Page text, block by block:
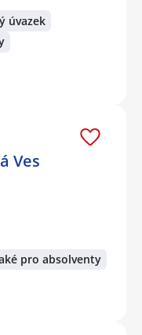
úvazek
Ves
pro absolventy